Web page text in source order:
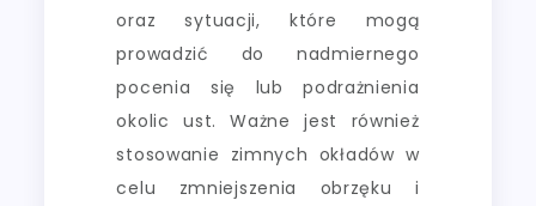
oraz sytuacji, które mogą
prowadzić do nadmiernego
pocenia się lub podrażnienia
okolic ust. Ważne jest również
stosowanie zimnych okładów w
celu zmniejszenia obrzęku i